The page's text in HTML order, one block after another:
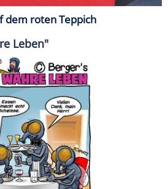
dem roten Teppich
Leben"